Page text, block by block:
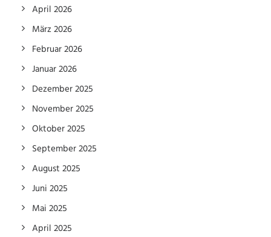
April 2026
März 2026
Februar 2026
Januar 2026
Dezember 2025
November 2025
Oktober 2025
September 2025
August 2025
Juni 2025
Mai 2025
April 2025